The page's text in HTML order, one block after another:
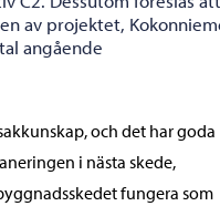
av projektet,
angående
och det har goda
i nästa skede,
fungera som